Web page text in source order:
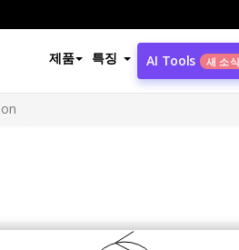
제품 특징 AI Tools 새 소식